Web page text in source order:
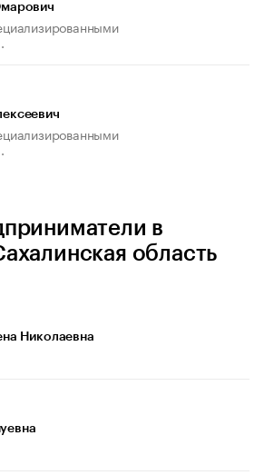
в
область
Николаевна